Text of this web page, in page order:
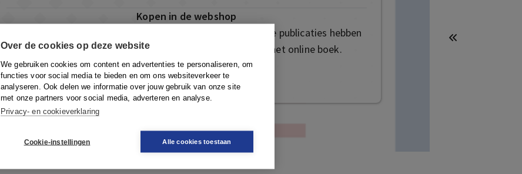
Over de cookies op deze website
We gebruiken cookies om content en advertenties te personaliseren, om
functies voor social media te bieden en om ons websiteverkeer te
analyseren. Ook delen we informatie over jouw gebruik van onze site
met onze partners voor social media, adverteren en analyse.
Privacy- en cookieverklaring
Cookie-instellingen Alle cookies toestaan
Kopen in de webshop
Deze publicatie is ook te vinden in onze webshop. Sommige publicaties hebben
ook de mogelijkheid om direct toegang te kopen tot het online boek.
Naar de webshop